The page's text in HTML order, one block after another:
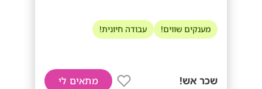
מענקים שווים! עבודה חיונית!
שכר אש! מתאים לי